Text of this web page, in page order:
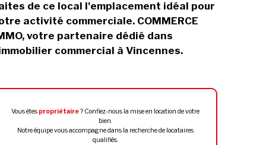
de ce local l'emplacement idéal pour
activité commerciale. COMMERCE
votre partenaire dédié dans
commercial à Vincennes.
Vous êtes propriétaire? Confiez-nous la mise en location de votre
bien.
Notre équipe vous accompagne dans la recherche de locataires
qualifiés.